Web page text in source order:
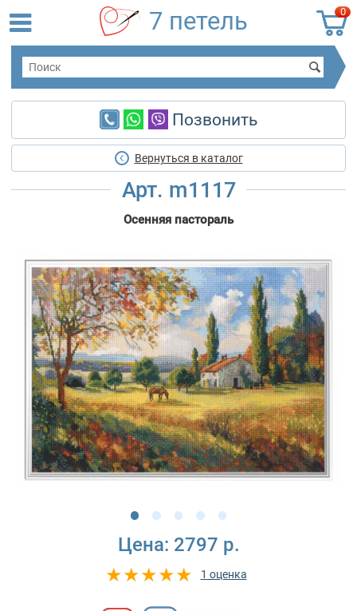
0
7 петель
Позвонить
Вернуться в каталог
Арт. m1117
Осенняя пастораль
Цена: 2797 р.
1 оценка